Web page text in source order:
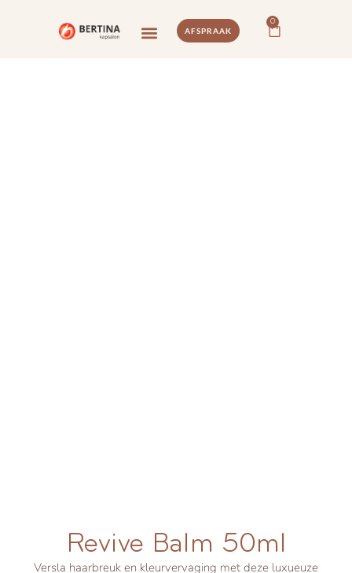
AFSPRAAK
0
Revive Balm 50ml
Versla haarbreuk en kleurvervaging met deze luxueuze